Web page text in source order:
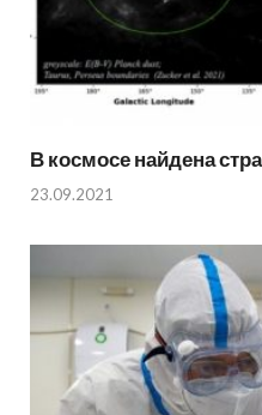
В космосе найдена
23.09.2021